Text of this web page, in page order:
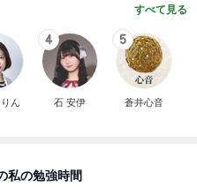
すべて見る
ん
4
石 安伊
5
蒼井心音
私の勉強時間